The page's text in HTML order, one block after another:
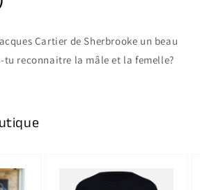
Cartier de Sherbrooke un beau
tu reconnaitre la mâle et la femelle?